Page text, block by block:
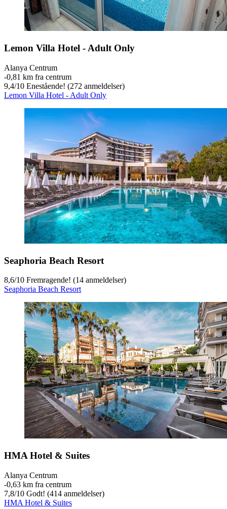
Lemon Villa Hotel - Adult Only
Alanya Centrum
‐0,81 km fra centrum
9,4/10 Enestående! (272 anmeldelser)
Lemon Villa Hotel - Adult Only
Seaphoria Beach Resort
8,6/10 Fremragende! (14 anmeldelser)
Seaphoria Beach Resort
HMA Hotel & Suites
Alanya Centrum
‐0,63 km fra centrum
7,8/10 Godt! (414 anmeldelser)
HMA Hotel & Suites